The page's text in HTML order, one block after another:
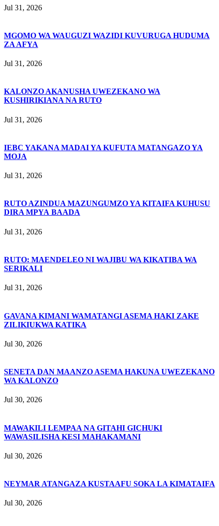
Jul 31, 2026
MGOMO WA WAUGUZI WAZIDI KUVURUGA HUDUMA
ZA AFYA
Jul 31, 2026
KALONZO AKANUSHA UWEZEKANO WA
KUSHIRIKIANA NA RUTO
Jul 31, 2026
IEBC YAKANA MADAI YA KUFUTA MATANGAZO YA
MOJA
Jul 31, 2026
RUTO AZINDUA MAZUNGUMZO YA KITAIFA KUHUSU
DIRA MPYA BAADA
Jul 31, 2026
RUTO: MAENDELEO NI WAJIBU WA KIKATIBA WA
SERIKALI
Jul 31, 2026
GAVANA KIMANI WAMATANGI ASEMA HAKI ZAKE
ZILIKIUKWA KATIKA
Jul 30, 2026
SENETA DAN MAANZO ASEMA HAKUNA UWEZEKANO
WA KALONZO
Jul 30, 2026
MAWAKILI LEMPAA NA GITAHI GICHUKI
WAWASILISHA KESI MAHAKAMANI
Jul 30, 2026
NEYMAR ATANGAZA KUSTAAFU SOKA LA KIMATAIFA
Jul 30, 2026